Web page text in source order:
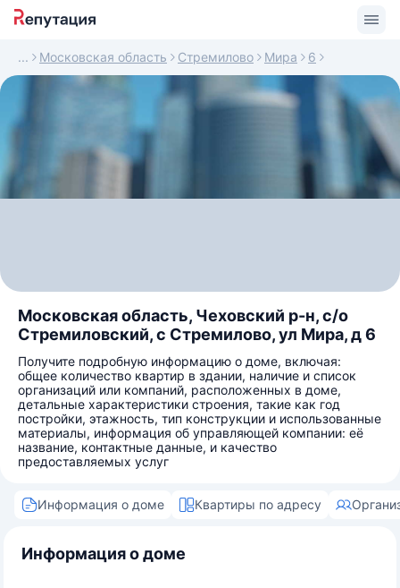
Московская область Стремилово Мира 6
Московская область, Чеховский р-н, с/о
Cтремиловский, с Стремилово, ул Мира, д 6
Получите подробную информацию о доме, включая:
общее количество квартир в здании, наличие и список
организаций или компаний, расположенных в доме,
детальные характеристики строения, такие как год
постройки, этажность, тип конструкции и использованные
материалы, информация об управляющей компании: её
название, контактные данные, и качество
предоставляемых услуг
Информация о доме Квартиры по адресу
Информация о доме